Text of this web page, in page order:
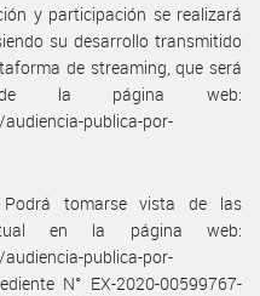
y participación se realizará
su desarrollo transmitido
de streaming, que será
la página web:
publica-por-
tomarse vista de las
en la página web:
publica-por-
N° EX-2020-00599767-